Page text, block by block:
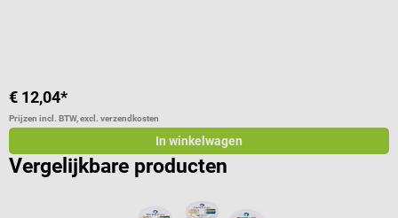
€ 12,04*
Prijzen incl. BTW, excl. verzendkosten
In winkelwagen
Vergelijkbare producten